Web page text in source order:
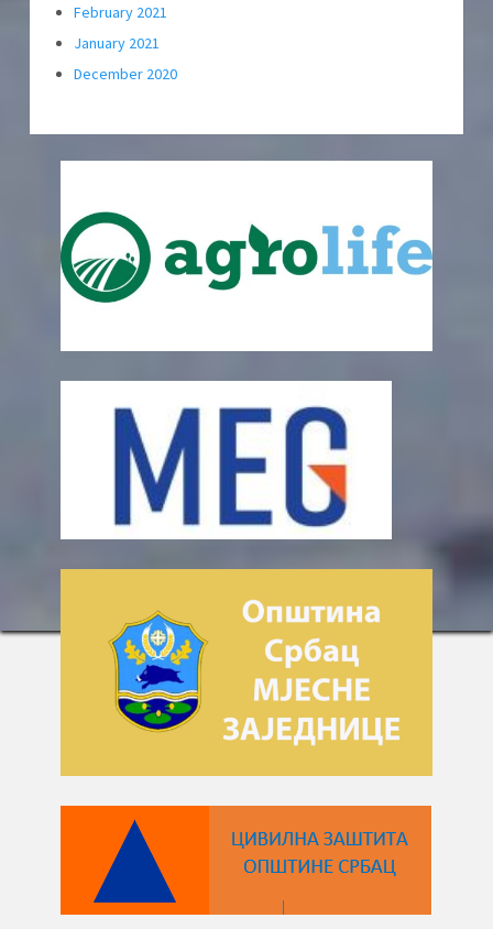
February 2021
January 2021
December 2020